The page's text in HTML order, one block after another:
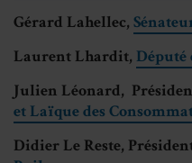
Gérard Lahellec,
Laurent Lhardit, Député
Julien Léonard,
et Laïque des
Didier Le Reste,